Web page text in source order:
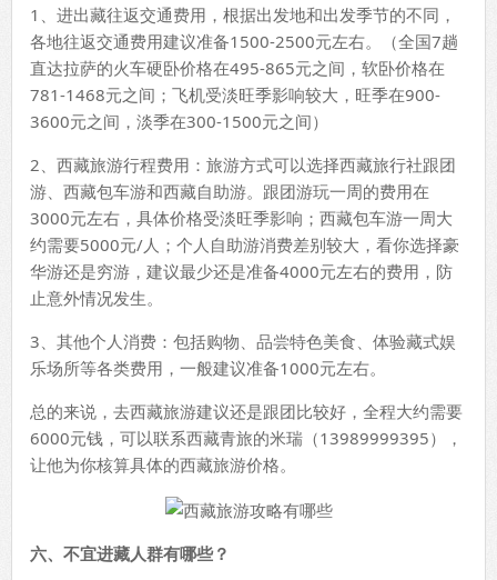
1、进出藏往返交通费用，根据出发地和出发季节的不同，
各地往返交通费用建议准备1500-2500元左右。（全国7趟
直达拉萨的火车硬卧价格在495-865元之间，软卧价格在
781-1468元之间；飞机受淡旺季影响较大，旺季在900-
3600元之间，淡季在300-1500元之间）
2、西藏旅游行程费用：旅游方式可以选择西藏旅行社跟团
游、西藏包车游和西藏自助游。跟团游玩一周的费用在
3000元左右，具体价格受淡旺季影响；西藏包车游一周大
约需要5000元/人；个人自助游消费差别较大，看你选择豪
华游还是穷游，建议最少还是准备4000元左右的费用，防
止意外情况发生。
3、其他个人消费：包括购物、品尝特色美食、体验藏式娱
乐场所等各类费用，一般建议准备1000元左右。
总的来说，去西藏旅游建议还是跟团比较好，全程大约需要
6000元钱，可以联系西藏青旅的米瑞（13989999395），
让他为你核算具体的西藏旅游价格。
六、不宜进藏人群有哪些？